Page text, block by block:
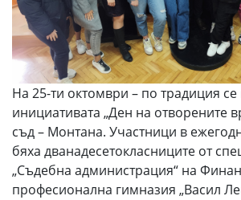
На 25-ти октомври – по традиция
инициативата „Ден на отворените
съд – Монтана. Участници в
бяха дванадесетокласниците от
„Съдебна администрация“ на
професионална гимназия „Васил